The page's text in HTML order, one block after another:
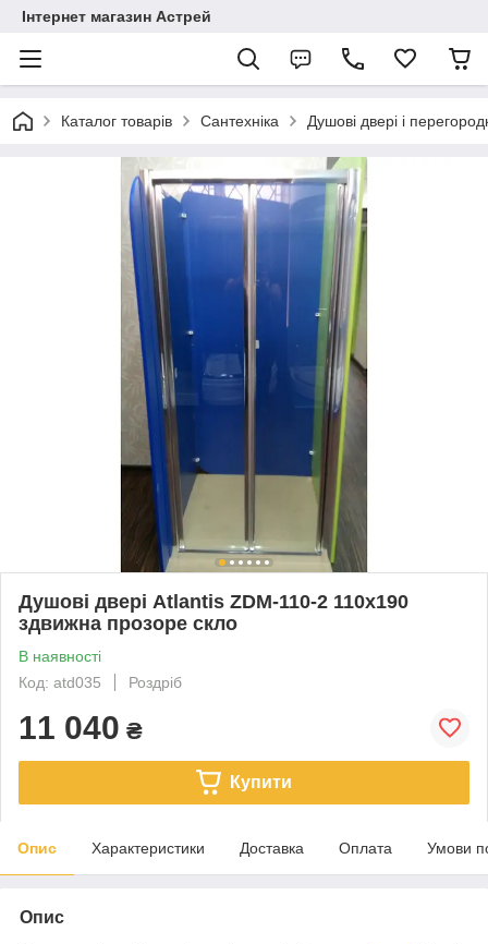
Інтернет магазин Астрей
Каталог товарів Сантехніка Душові двері і
Душові двері Atlantis ZDM-110-2 110х190
здвижна прозоре скло
В наявності
Код: atd035
Роздріб
11 040 ₴
Купити
Опис Характеристики Доставка Оплата Умови
Опис